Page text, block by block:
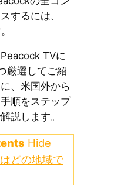
するには、
TVに
厳選してご紹
、米国外から
順をステップ
説します。
Hide
どの地域で